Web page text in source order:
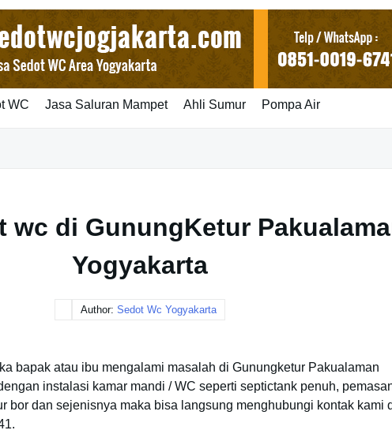
WC Jasa Saluran Mampet Ahli Sumur Pompa Air
wc di GunungKetur
Yogyakarta
Author: Sedot Wc Yogyakarta
bapak atau ibu mengalami masalah di Gunungketur Pakualaman
instalasi kamar mandi / WC seperti septictank penuh,
bor dan sejenisnya maka bisa langsung menghubungi kontak kami